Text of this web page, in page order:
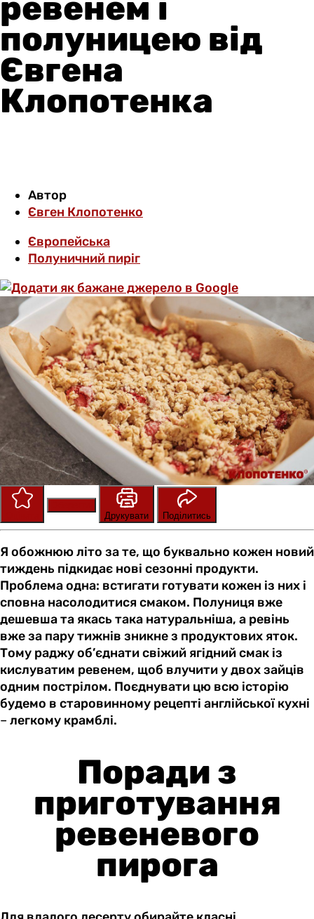
ревенем і
полуницею від
Євгена
Клопотенка
Автор
Євген Клопотенко
Європейська
Полуничний пиріг
Друкувати
Поділитись
Я обожнюю літо за те, що буквально кожен новий
тиждень підкидає нові сезонні продукти.
Проблема одна: встигати готувати кожен із них і
сповна насолодитися смаком. Полуниця вже
дешевша та якась така натуральніша, а ревінь
вже за пару тижнів зникне з продуктових яток.
Тому раджу об’єднати свіжий ягідний смак із
кислуватим ревенем, щоб влучити у двох зайців
одним пострілом. Поєднувати цю всю історію
будемо в старовинному рецепті англійської кухні
– легкому крамблі.
Поради з
приготування
ревеневого
пирога